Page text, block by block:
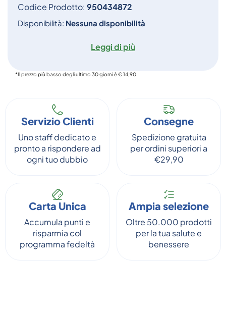
Codice Prodotto: 950434872
Disponibilità: Nessuna disponibilità
Leggi di più
*Il prezzo più basso degli ultimo 30 giorni è € 14,90
Servizio Clienti
Uno staff dedicato e
pronto a rispondere ad
ogni tuo dubbio
Consegne
Spedizione gratuita
per ordini superiori a
€29,90
Carta Unica
Accumula punti e
risparmia col
programma fedeltà
Ampia selezione
Oltre 50.000 prodotti
per la tua salute e
benessere